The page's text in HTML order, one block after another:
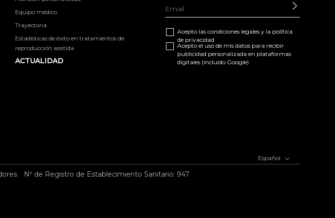
Equipo médico
Trayectoria
Estadísticas de éxito en tratamientos de
reproducción asistida
ACTUALIDAD
Acepto las condiciones legalesy la política
de privacidad
Acepto el uso de mis datos para recibir
publicidad personalizada en plataformas
digitales (incluido Google)
Español
Nº de Registro de Establecimiento Sanitario: 947